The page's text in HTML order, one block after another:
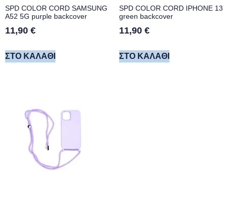
SPD COLOR CORD SAMSUNG
A52 5G purple backcover
11,90 €
ΣΤΟ ΚΑΛΆΘΙ
SPD COLOR CORD IPHONE 13
green backcover
11,90 €
ΣΤΟ ΚΑΛΆΘΙ